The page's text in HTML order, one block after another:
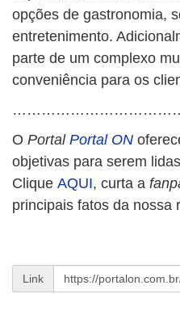
opções de gastronomia,
entretenimento.
parte de um complexo
conveniência para os
O Portal Portal ON
objetivas para serem
Clique AQUI, curta a
principais fatos da nossa
Link